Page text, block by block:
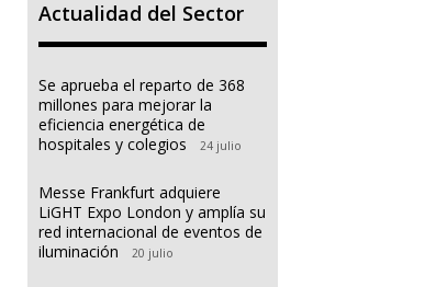
Actualidad del Sector
Se aprueba el reparto de 368
millones para mejorar la
eficiencia energética de
hospitales y colegios
24 julio
Messe Frankfurt adquiere
LiGHT Expo London y amplía su
red internacional de eventos de
iluminación
20 julio